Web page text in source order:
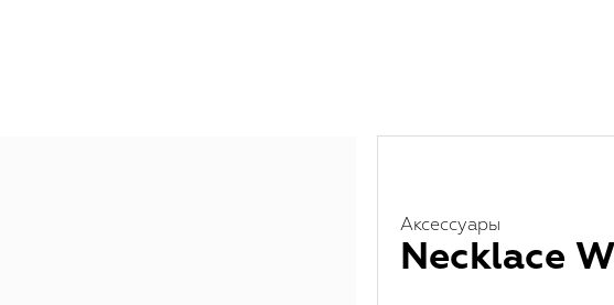
Аксессуары
Necklace